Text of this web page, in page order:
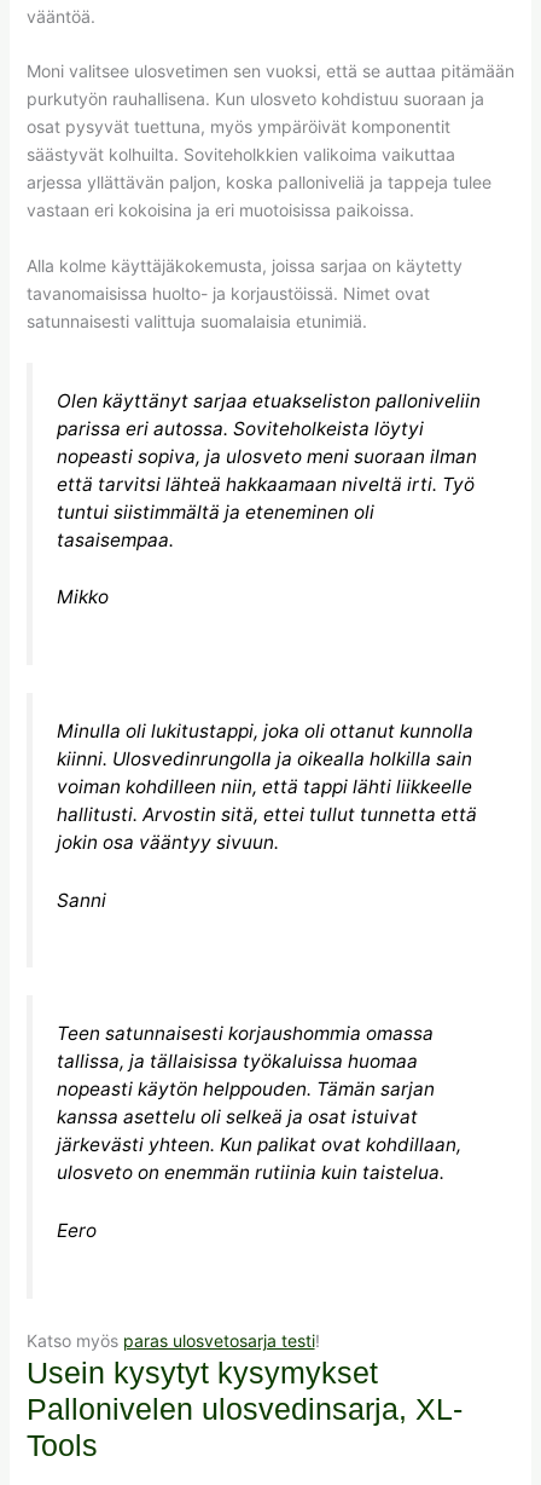
vääntöä.
Moni valitsee ulosvetimen sen vuoksi, että se auttaa pitämään
purkutyön rauhallisena. Kun ulosveto kohdistuu suoraan ja
osat pysyvät tuettuna, myös ympäröivät komponentit
säästyvät kolhuilta. Soviteholkkien valikoima vaikuttaa
arjessa yllättävän paljon, koska palloniveliä ja tappeja tulee
vastaan eri kokoisina ja eri muotoisissa paikoissa.
Alla kolme käyttäjäkokemusta, joissa sarjaa on käytetty
tavanomaisissa huolto- ja korjaustöissä. Nimet ovat
satunnaisesti valittuja suomalaisia etunimiä.
Olen käyttänyt sarjaa etuakseliston palloniveliin
parissa eri autossa. Soviteholkeista löytyi
nopeasti sopiva, ja ulosveto meni suoraan ilman
että tarvitsi lähteä hakkaamaan niveltä irti. Työ
tuntui siistimmältä ja eteneminen oli
tasaisempaa.
Mikko
Minulla oli lukitustappi, joka oli ottanut kunnolla
kiinni. Ulosvedinrungolla ja oikealla holkilla sain
voiman kohdilleen niin, että tappi lähti liikkeelle
hallitusti. Arvostin sitä, ettei tullut tunnetta että
jokin osa vääntyy sivuun.
Sanni
Teen satunnaisesti korjaushommia omassa
tallissa, ja tällaisissa työkaluissa huomaa
nopeasti käytön helppouden. Tämän sarjan
kanssa asettelu oli selkeä ja osat istuivat
järkevästi yhteen. Kun palikat ovat kohdillaan,
ulosveto on enemmän rutiinia kuin taistelua.
Eero
Katso myös paras ulosvetosarja testi!
Usein kysytyt kysymykset
Pallonivelen ulosvedinsarja, XL-
Tools